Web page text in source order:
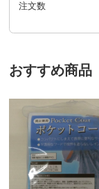
注文数
おすすめ商品